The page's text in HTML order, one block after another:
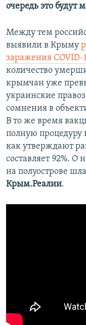
очередь это будут
Между тем
выявили в Крыму
заражения COVID-
количество
крымчан уже
украинские
сомнения в
В то же время
полную процедуру
как утверждают
составляет 92%. О
на полуострове
Крым.Реалии.